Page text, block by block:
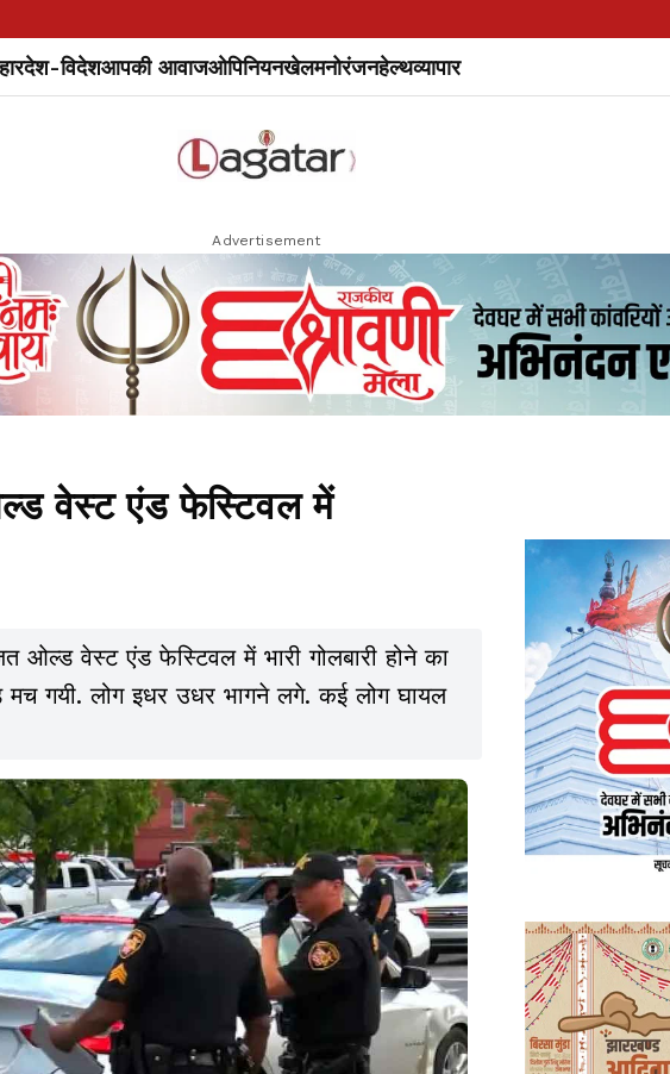
देश-विदेशआपकी आवाजओपिनियनखेलमनोरंजनहेल्थव्यापार
Advertisement
वेस्ट एंड फेस्टिवल में
वेस्ट एंड फेस्टिवल में भारी गोलबारी होने का
गयी. लोग इधर उधर भागने लगे. कई लोग घायल